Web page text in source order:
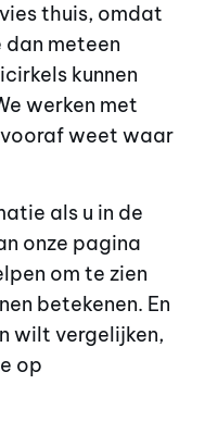
thuis, omdat
meteen
kunnen
werken met
weet waar
als u in de
onze pagina
om te zien
betekenen. En
wilt vergelijken,
op